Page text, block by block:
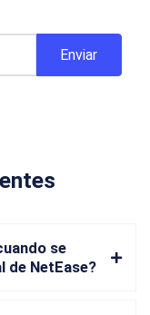
se
de NetEase?